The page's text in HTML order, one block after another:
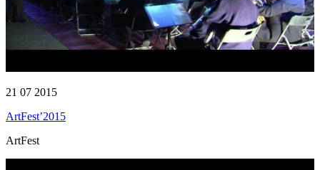
21 07 2015
ArtFest’2015
ArtFest